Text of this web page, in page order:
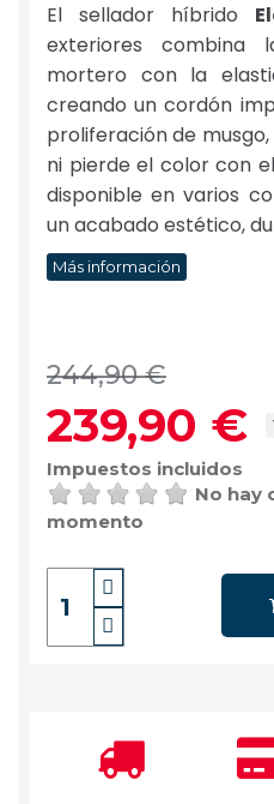
El sellador híbrido
exteriores combina
mortero con la
creando un cordón
proliferación de
ni pierde el color con
disponible en varios
un acabado estético,
Más información
244,90 €
239,90 €
Impuestos incluidos
No hay
momento